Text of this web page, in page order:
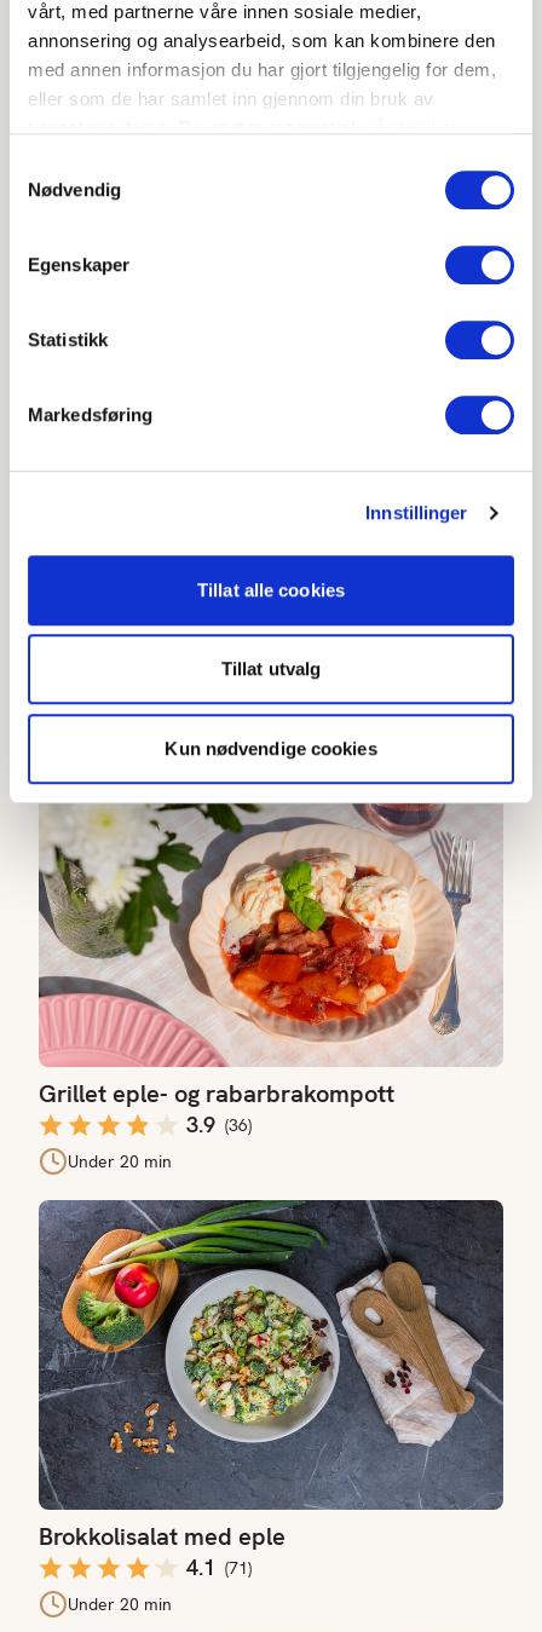
vårt, med partnerne våre innen sosiale medier,
annonsering og analysearbeid, som kan kombinere den
med annen informasjon du har gjort tilgjengelig for dem,
eller som de har samlet inn gjennom din bruk av
Nødvendig
Egenskaper
Statistikk
Markedsføring
Innstillinger
Tillat alle cookies
Tillat utvalg
Kun nødvendige cookies
Skriv ut
Del på Facebook
( 12)
20-40 min
Eple-donuts
Grillet eple- og rabarbrakompott
3.9 (36)
Under 20 min
Brokkolisalat med eple
4.1 (71)
Under 20 min
Brokkolisalat med eple